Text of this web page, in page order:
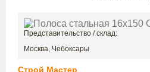
Представительство / склад:
Москва, Чебоксары
Строй Мастер